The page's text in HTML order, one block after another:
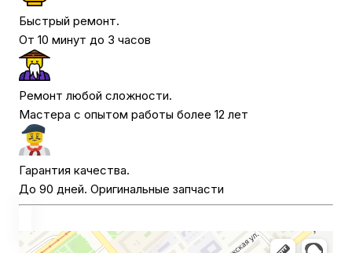
Быстрый ремонт.
От 10 минут до 3 часов
Ремонт любой сложности.
Мастера с опытом работы более 12 лет
Гарантия качества.
До 90 дней. Оригинальные запчасти